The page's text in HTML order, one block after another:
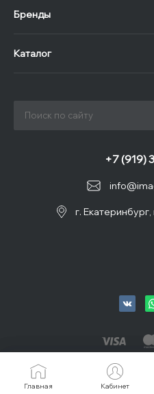
Главная Кабинет
Главная Кабинет
Бренды
Каталог
+7 (919)
г.
© 2026 IMAGINE,